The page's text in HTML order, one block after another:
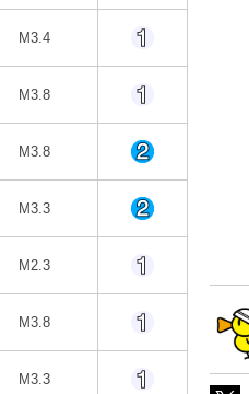
M3.4
M3.8
M3.8
M3.3
M2.3
M3.8
M3.3